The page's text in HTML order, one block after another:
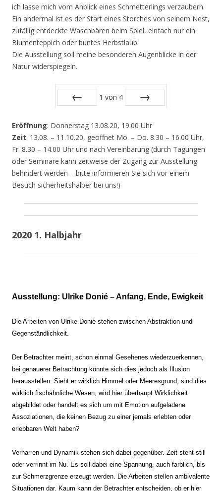
ich lasse mich vom Anblick eines Schmetterlings verzaubern.
Ein andermal ist es der Start eines Storches von seinem Nest,
zufällig entdeckte Waschbären beim Spiel, einfach nur ein
Blumenteppich oder buntes Herbstlaub.
Die Ausstellung soll meine besonderen Augenblicke in der
Natur widerspiegeln.
1 von 4
Eröffnung: Donnerstag 13.08.20, 19.00 Uhr
Zeit: 13.08. – 11.10.20, geöffnet Mo. – Do. 8.30 – 16.00 Uhr,
Fr. 8.30 – 14.00 Uhr und nach Vereinbarung (durch Tagungen
oder Seminare kann zeitweise der Zugang zur Ausstellung
behindert werden – bitte informieren Sie sich vor einem
Besuch sicherheitshalber bei uns!)
2020 1. Halbjahr
Ausstellung: Ulrike Donié – Anfang, Ende, Ewigkeit
Die Arbeiten von Ulrike Donié stehen zwischen Abstraktion und
Gegenständlichkeit.
Der Betrachter meint, schon einmal Gesehenes wiederzuerkennen,
bei genauerer Betrachtung könnte sich dies jedoch als Illusion
herausstellen: Sieht er wirklich Himmel oder Meeresgrund, sind dies
wirklich fischähnliche Wesen, wird hier überhaupt Wirklichkeit
abgebildet oder handelt es sich um mit Emotion aufgeladene
Assoziationen, die keinen Bezug zu einer jemals erlebten oder
erlebbaren Welt haben?
Verharren und Dynamik stehen sich dabei gegenüber. Zeit steht still
oder verrinnt im Nu. Es soll dabei eine Spannung, auch farblich, bis
zur Schmerzgrenze erzeugt werden. Die Arbeiten stellen ambivalente
Situationen dar. Kaum kann der Betrachter entscheiden, ob er hier